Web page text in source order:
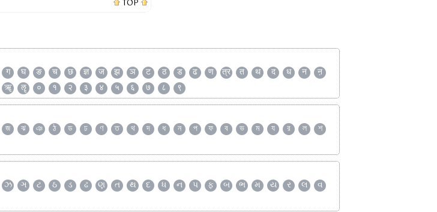
TOP
ग घ ङ च छ ज्ञ ज झ ञ ट ठ ड ढ ण त्र त थ द ध न
ऩ
ॠ ॡ ० १ २ ३ ४ ५ ६ ७ ८ ९
জ ঝ ঞ ঠ ড ঢ ণ ত থ দ ধ ন প ফ ব ভ ম য র ল
শ
ઝ ઞ ટ ઠ ડ ઢ ણ ત થ દ ધ ન પ ફ બ ભ મ ય ર લ
વ